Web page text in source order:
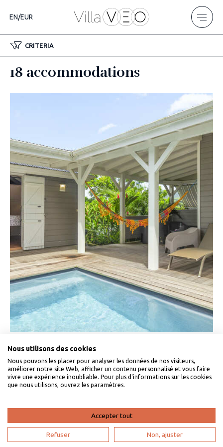
EN/EUR
CRITERIA
18 accommodations
Pointe-Noire
Ciel Etoilé 1
Nous utilisons des cookies
Nous pouvons les placer pour analyser les données de nos visiteurs,
améliorer notre site Web, afficher un contenu personnalisé et vous faire
vivre une expérience inoubliable. Pour plus d'informations sur les cookies
que nous utilisons, ouvrez les paramètres.
Accepter tout
Refuser Non, ajuster